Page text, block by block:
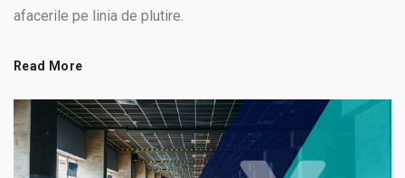
afacerile pe linia de plutire.
Read More